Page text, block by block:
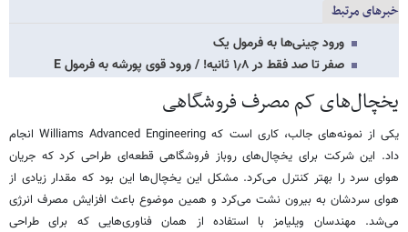
خبرهای مرتبط
ورود چینی‌ها به فرمول یک
صفر تا صد فقط در ۱٫۸ ثانیه! / ورود قوی پورشه به فرمول E
یخچال‌های کم مصرف فروشگاهی
یکی از نمونه‌های جالب، کاری است که Williams Advanced Engineering انجام
داد. این شرکت برای یخچال‌های روباز فروشگاهی قطعه‌ای طراحی کرد که جریان
هوای سرد را بهتر کنترل می‌کرد. مشکل این یخچال‌ها این بود که مقدار زیادی از
هوای سردشان به بیرون نشت می‌کرد و همین موضوع باعث افزایش مصرف انرژی
می‌شد. مهندسان ویلیامز با استفاده از همان فناوری‌هایی که برای طراحی